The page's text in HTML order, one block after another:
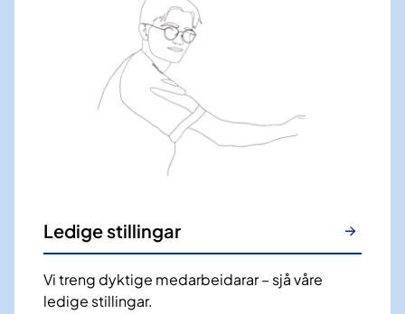
Ledige stillingar
Vi treng dyktige medarbeidarar – sjå våre
ledige stillingar.